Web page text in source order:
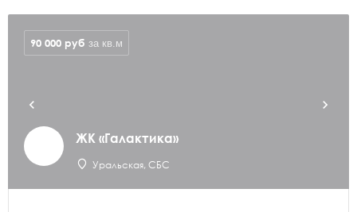
ЖК «Галактика»
Уральская, СБС
90 000 руб за кв.м